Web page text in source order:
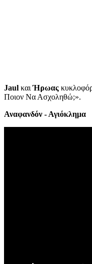
Jaul καιΉρωας
Ποιον Να Ασχοληθώ;».
Αναφανδόν - Αγιόκλημα